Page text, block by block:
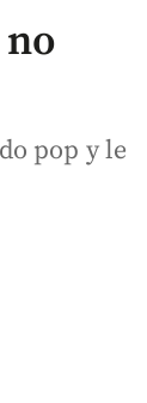
pop y le